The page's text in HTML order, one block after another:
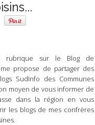
rubrique sur le Blog de
propose de partager des
SudInfo des Communes
moyen de vous informer de
dans la région en vous
les blogs de mes confrères